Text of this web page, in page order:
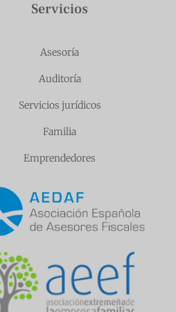
Servicios
Asesoría
Auditoría
Servicios jurídicos
Familia
Emprendedores